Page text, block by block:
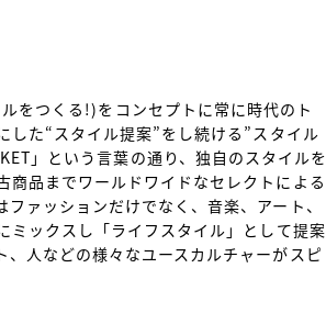
をつくる!)をコンセプトに常に時代のト
した“スタイル提案”をし続ける”スタイル
」という言葉の通り、独自のスタイルを
品までワールドワイドなセレクトによる
ァッションだけでなく、音楽、アート、
ミックスし「ライフスタイル」として提案
人などの様々なユースカルチャーがスピ